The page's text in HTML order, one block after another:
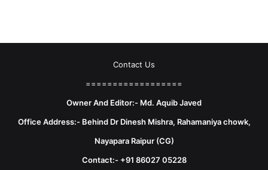
Contact Us
==================
Owner And Editor:- Md. Aquib Javed
Office Address:- Behind Dr Dinesh Mishra, Rahamaniya chowk,
Nayapara Raipur (CG)
Contact:- +91 86027 05228